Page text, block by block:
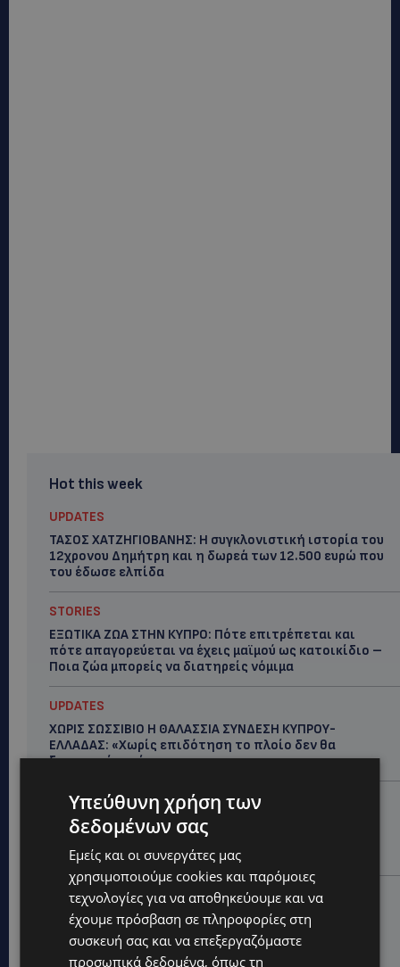
Hot this week
UPDATES
ΤΑΣΟΣ ΧΑΤΖΗΓΙΟΒΑΝΗΣ: Η συγκλονιστική ιστορία του
12χρονου Δημήτρη και η δωρεά των 12.500 ευρώ που
του έδωσε ελπίδα
STORIES
ΕΞΩΤΙΚΑ ΖΩΑ ΣΤΗΝ ΚΥΠΡΟ: Πότε επιτρέπεται και
πότε απαγορεύεται να έχεις μαϊμού ως κατοικίδιο –
Ποια ζώα μπορείς να διατηρείς νόμιμα
UPDATES
ΧΩΡΙΣ ΣΩΣΣΙΒΙΟ Η ΘΑΛΑΣΣΙΑ ΣΥΝΔΕΣΗ ΚΥΠΡΟΥ-
ΕΛΛΑΔΑΣ: «Χωρίς επιδότηση το πλοίο δεν θα
ξανασηκώσει άγκυρα»
STORIES
ΜΑΡΙΝΟΣ ΚΩΝΣΤΑΝΤΙΝΙΔΗΣ: Οι πρωτοβουλίες για να
ξαναζωντανέψει η Μακαρίου και το κέντρο της
Λευκωσίας-(Βίντεο)
UPDATES
ΤΡΟΧΑΙΟ ΣΤΗΝ ΛΕΥΚΩΣΙΑ: Χειροπέδες και στη σύζυγο
του 27χρονου – Φέρεται να παραπλάνησε την
Αστυνομία
Υπεύθυνη χρήση των
δεδομένων σας
Εμείς και οι συνεργάτες μας
χρησιμοποιούμε cookies και παρόμοιες
τεχνολογίες για να αποθηκεύουμε και να
έχουμε πρόσβαση σε πληροφορίες στη
συσκευή σας και να επεξεργαζόμαστε
προσωπικά δεδομένα, όπως τη